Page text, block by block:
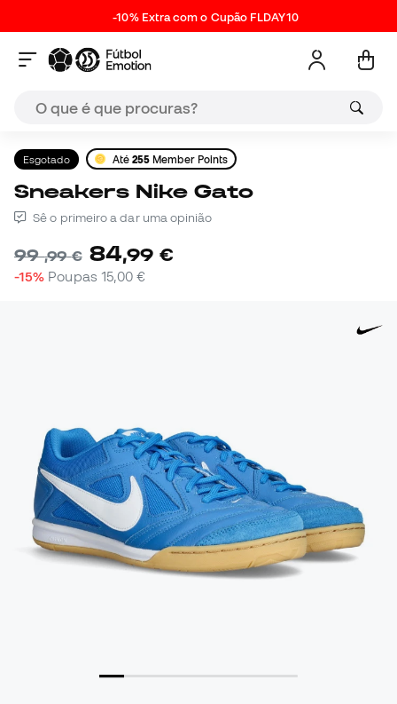
-10% Extra com o Cupão FLDAY10
Esgotado Até 255 Member Points
Sneakers Nike Gato
Sê o primeiro a dar uma opinião
99,99 € 84,99 €
-15% Poupas 15,00 €